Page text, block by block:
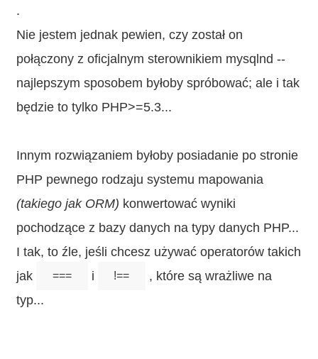
.
Nie jestem jednak pewien, czy został on
połączony z oficjalnym sterownikiem mysqlnd --
najlepszym sposobem byłoby spróbować; ale i tak
będzie to tylko PHP>=5.3...
Innym rozwiązaniem byłoby posiadanie po stronie
PHP pewnego rodzaju systemu mapowania
(takiego jak ORM) konwertować wyniki
pochodzące z bazy danych na typy danych PHP...
I tak, to źle, jeśli chcesz używać operatorów takich
jak
=== i !==
, które są wrażliwe na
typ...